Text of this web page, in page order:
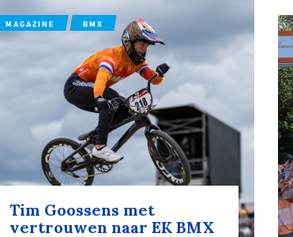
MAGAZINE BMX
Tim Goossens met
vertrouwen naar EK BMX